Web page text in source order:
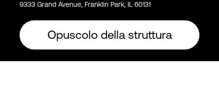
9333 Grand Avenue, Franklin Park, IL 60131
Opuscolo della struttura